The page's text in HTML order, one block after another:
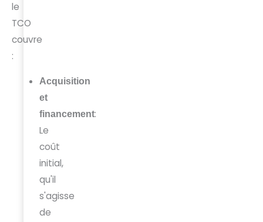
le
TCO
couvre
:
Acquisition
et
financement:
Le
coût
initial,
qu'il
s'agisse
de